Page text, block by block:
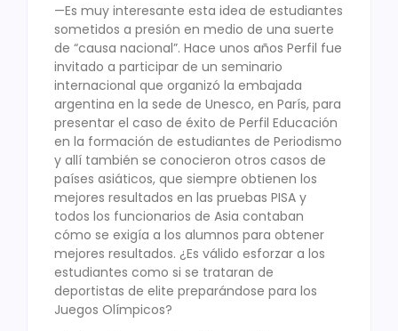
—Es muy interesante esta idea de estudiantes
sometidos a presión en medio de una suerte
de “causa nacional”. Hace unos años Perfil fue
invitado a participar de un seminario
internacional que organizó la embajada
argentina en la sede de Unesco, en París, para
presentar el caso de éxito de Perfil Educación
en la formación de estudiantes de Periodismo
y allí también se conocieron otros casos de
países asiáticos, que siempre obtienen los
mejores resultados en las pruebas PISA y
todos los funcionarios de Asia contaban
cómo se exigía a los alumnos para obtener
mejores resultados. ¿Es válido esforzar a los
estudiantes como si se trataran de
deportistas de elite preparándose para los
Juegos Olímpicos?